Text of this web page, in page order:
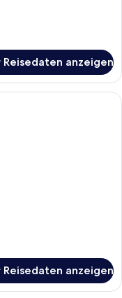
Reisedaten anzeigen
mit einer
Reisedaten anzeigen